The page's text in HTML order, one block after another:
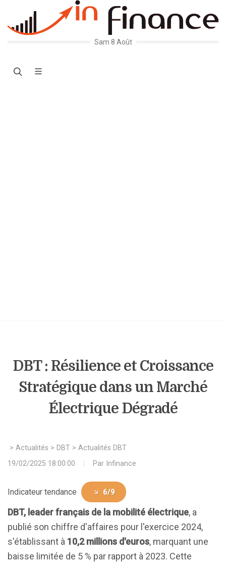
Sam 8 Août
DBT : Résilience et Croissance
Stratégique dans un Marché
Électrique Dégradé
> Actualités > DBT > Actualités DBT
19/02/2025 18:00:00
Par Infinance
Indicateur tendance 6/9
DBT, leader français de la mobilité électrique, a
publié son chiffre d'affaires pour l'exercice 2024,
s'établissant à 10,2 millions d'euros, marquant une
baisse limitée de 5 % par rapport à 2023. Cette